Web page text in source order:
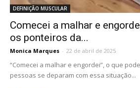
DEFINIÇÃO MUSCULAR
Comecei a malhar e
os ponteiros da...
Monica Marques - 22 de abril de 2025
“Comecei a malhar e engordei”, o que
pessoas se deparam com essa situação...